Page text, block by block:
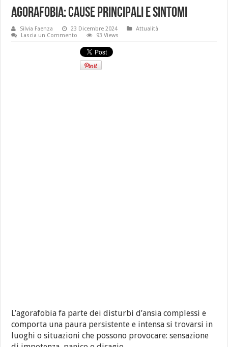
Agorafobia: cause principali e sintomi
Silvia Faenza 23 Dicembre 2024
Attualità
Lascia un Commento
93 Views
L’agorafobia fa parte dei disturbi d’ansia complessi e
comporta una paura persistente e intensa si trovarsi in
luoghi o situazioni che possono provocare: sensazione